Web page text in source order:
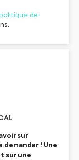
de-
sur
demander ! Une
sur une